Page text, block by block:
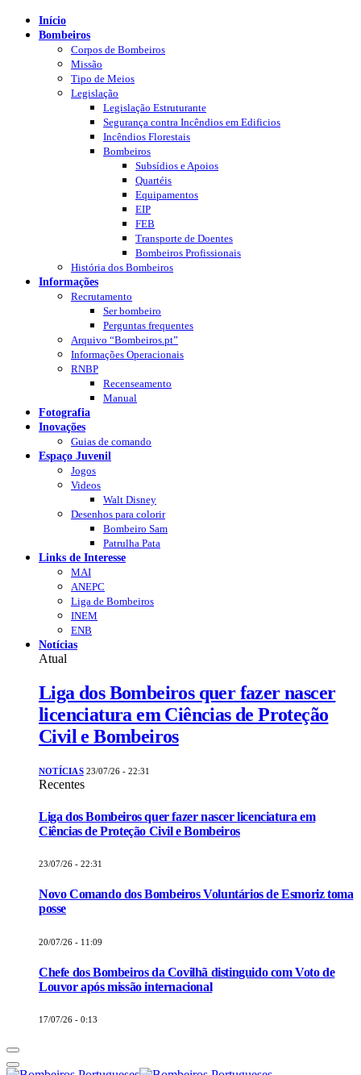
Início
Bombeiros
Corpos de Bombeiros
Missão
Tipo de Meios
Legislação
Legislação Estruturante
Segurança contra Incêndios em Edificios
Incêndios Florestais
Bombeiros
Subsídios e Apoios
Quartéis
Equipamentos
EIP
FEB
Transporte de Doentes
Bombeiros Profissionais
História dos Bombeiros
Informações
Recrutamento
Ser bombeiro
Perguntas frequentes
Arquivo “Bombeiros.pt”
Informações Operacionais
RNBP
Recenseamento
Manual
Fotografia
Inovações
Guias de comando
Espaço Juvenil
Jogos
Videos
Walt Disney
Desenhos para colorir
Bombeiro Sam
Patrulha Pata
Links de Interesse
MAI
ANEPC
Liga de Bombeiros
INEM
ENB
Notícias
Atual
Liga dos Bombeiros quer fazer nascer
licenciatura em Ciências de Proteção
Civil e Bombeiros
NOTÍCIAS 23/07/26 - 22:31
Recentes
Liga dos Bombeiros quer fazer nascer licenciatura em
Ciências de Proteção Civil e Bombeiros
23/07/26 - 22:31
Novo Comando dos Bombeiros Voluntários de Esmoriz toma
posse
20/07/26 - 11:09
Chefe dos Bombeiros da Covilhã distinguido com Voto de
Louvor após missão internacional
17/07/26 - 0:13